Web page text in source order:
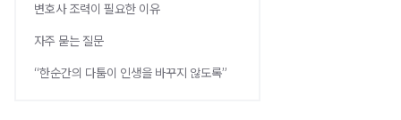
변호사 조력이 필요한 이유
자주 묻는 질문
“한순간의 다툼이 인생을 바꾸지 않도록”